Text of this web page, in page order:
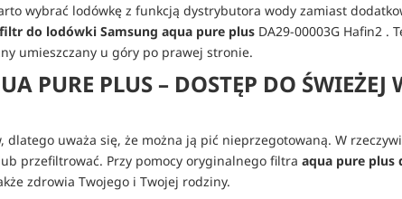
wybrać lodówkę z funkcją dystrybutora wody zamiast
filtr do lodówki Samsung aqua pure plus DA29-00003G Hafin2 .
umieszczany u góry po prawej stronie.
PURE PLUS – DOSTĘP DO ŚWIEŻEJ
uważa się, że można ją pić nieprzegotowaną. W
przefiltrować. Przy pomocy oryginalnego filtra aqua pure plus
zdrowia Twojego i Twojej rodziny.